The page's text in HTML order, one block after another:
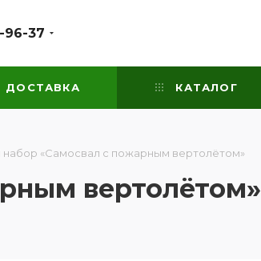
96-37
ДОСТАВКА КАТАЛОГ
набор «Самосвал с пожарным вертолётом»
вертолётом»